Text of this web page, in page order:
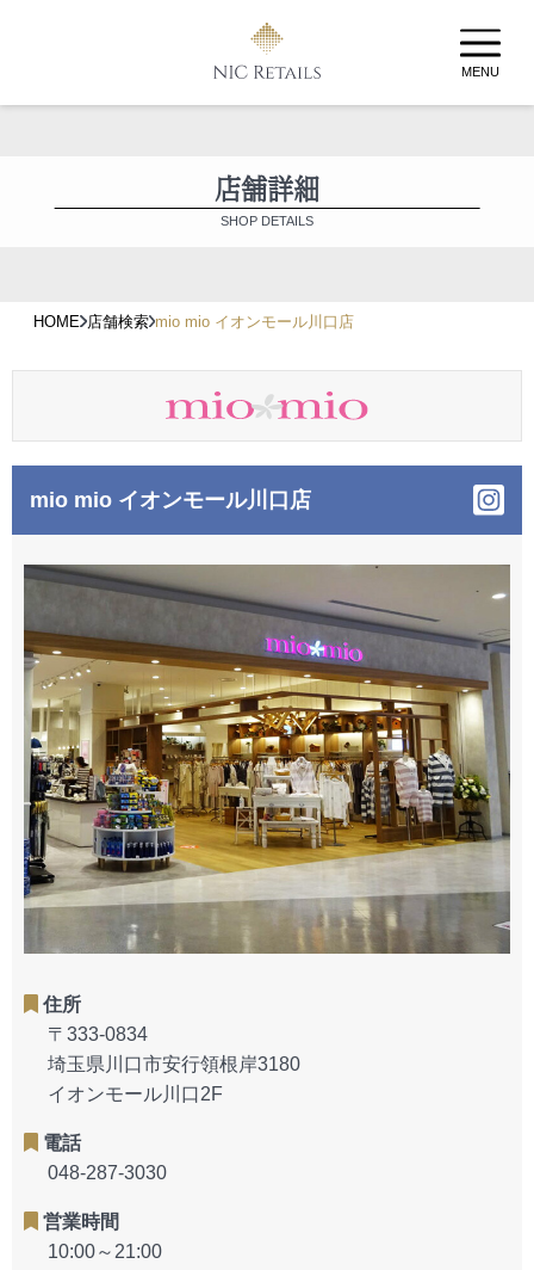
MENU
店舗詳細
SHOP DETAILS
HOME 店舗検索 mio mio イオンモール川口店
mio mio イオンモール川口店
住所
〒333-0834
埼玉県川口市安行領根岸3180
イオンモール川口2F
電話
048-287-3030
営業時間
10:00～21:00